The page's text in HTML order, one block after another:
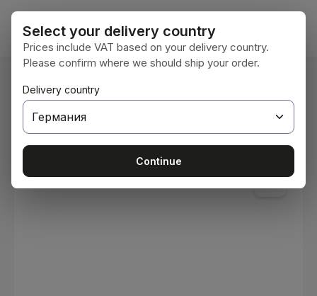
Преминете към основното съдържание
Вие сте тук: Начална страница
Бои и лакове
Пропуснете галерия с изображения
Select your delivery country
Prices include VAT based on your delivery country.
Please confirm where we should ship your order.
Delivery country
Continue